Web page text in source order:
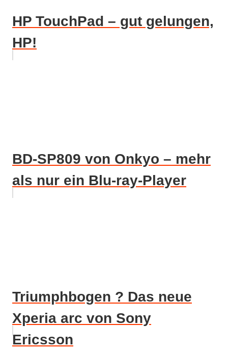
HP TouchPad – gut gelungen,
HP!
BD-SP809 von Onkyo – mehr
als nur ein Blu-ray-Player
Triumphbogen ? Das neue
Xperia arc von Sony
Ericsson